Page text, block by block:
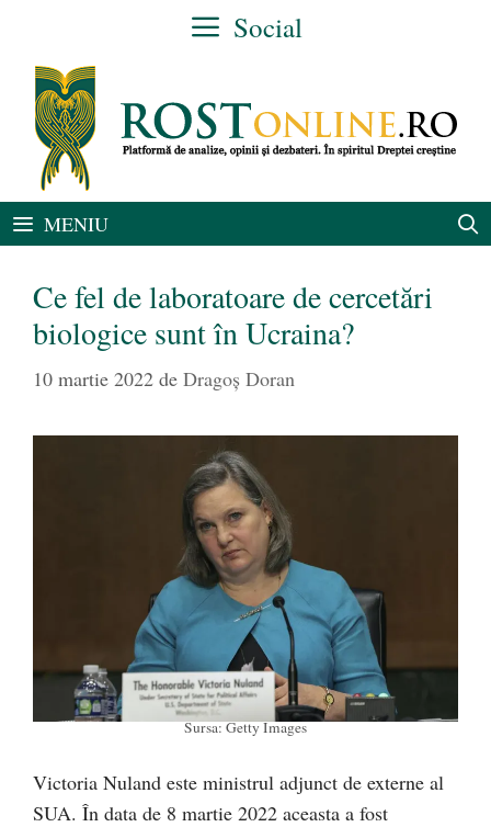
conținut
Social
MENIU
Ce fel de laboratoare de cercetări
biologice sunt în Ucraina?
10 martie 2022 de Dragoș Doran
Sursa: Getty Images
Victoria Nuland este ministrul adjunct de externe al
SUA. În data de 8 martie 2022 aceasta a fost